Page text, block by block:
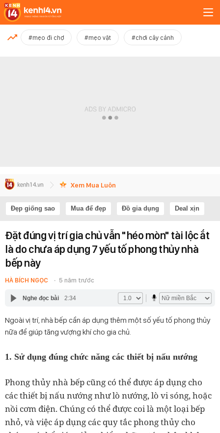
MỚI NHẤT
#mẹo đi chợ #mẹo vặt #chơi cây cảnh
Xem Mua Luôn
Đẹp giống sao Mua để đẹp Đồ gia dụng Deal xịn
Đặt đúng vị trí gia chủ vẫn "héo mòn" tài lộc ắt
là do chưa áp dụng 7 yếu tố phong thủy nhà
bếp này
HÀ BÍCH NGỌC 5 năm trước
Nghe đọc bài 2:34
Ngoài vị trí, nhà bếp cần áp dụng thêm một số yếu tố phong thủy
nữa để giúp tăng vượng khí cho gia chủ.
1. Sử dụng đúng chức năng các thiết bị nấu nướng
Phong thủy nhà bếp cũng có thể được áp dụng cho
các thiết bị nấu nướng như lò nướng, lò vi sóng, hoặc
nồi cơm điện. Chúng có thể được coi là một loại bếp
nhỏ, và việc áp dụng các quy tắc phong thủy cho